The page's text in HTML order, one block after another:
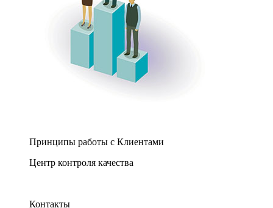
Принципы работы с Клиентами
Центр контроля качества
Контакты